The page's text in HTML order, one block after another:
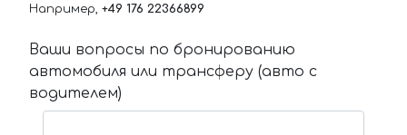
Например, +49 176 22366899
Ваши вопросы по бронированию
автомобиля или трансферу (авто с
водителем)